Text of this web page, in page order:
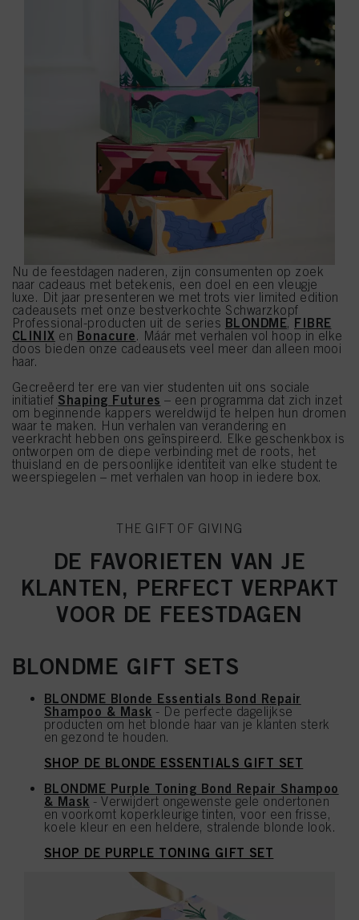
Nu de feestdagen naderen, zijn consumenten op zoek
naar cadeaus met betekenis, een doel en een vleugje
luxe. Dit jaar presenteren we met trots vier limited edition
cadeausets met onze bestverkochte Schwarzkopf
Professional-producten uit de series BLONDME, FIBRE
CLINIX en Bonacure. Máár met verhalen vol hoop in elke
doos bieden onze cadeausets veel meer dan alleen mooi
haar.
Gecreëerd ter ere van vier studenten uit ons sociale
initiatief Shaping Futures – een programma dat zich inzet
om beginnende kappers wereldwijd te helpen hun dromen
waar te maken. Hun verhalen van verandering en
veerkracht hebben ons geïnspireerd. Elke geschenkbox is
ontworpen om de diepe verbinding met de roots, het
thuisland en de persoonlijke identiteit van elke student te
weerspiegelen – met verhalen van hoop in iedere box.
THE GIFT OF GIVING
DE FAVORIETEN VAN JE
KLANTEN, PERFECT VERPAKT
VOOR DE FEESTDAGEN
BLONDME GIFT SETS
BLONDME Blonde Essentials Bond Repair
Shampoo & Mask - De perfecte dagelijkse
producten om het blonde haar van je klanten sterk
en gezond te houden.
SHOP DE BLONDE ESSENTIALS GIFT SET
BLONDME Purple Toning Bond Repair Shampoo
& Mask - Verwijdert ongewenste gele ondertonen
en voorkomt koperkleurige tinten, voor een frisse,
koele kleur en een heldere, stralende blonde look.
SHOP DE PURPLE TONING GIFT SET